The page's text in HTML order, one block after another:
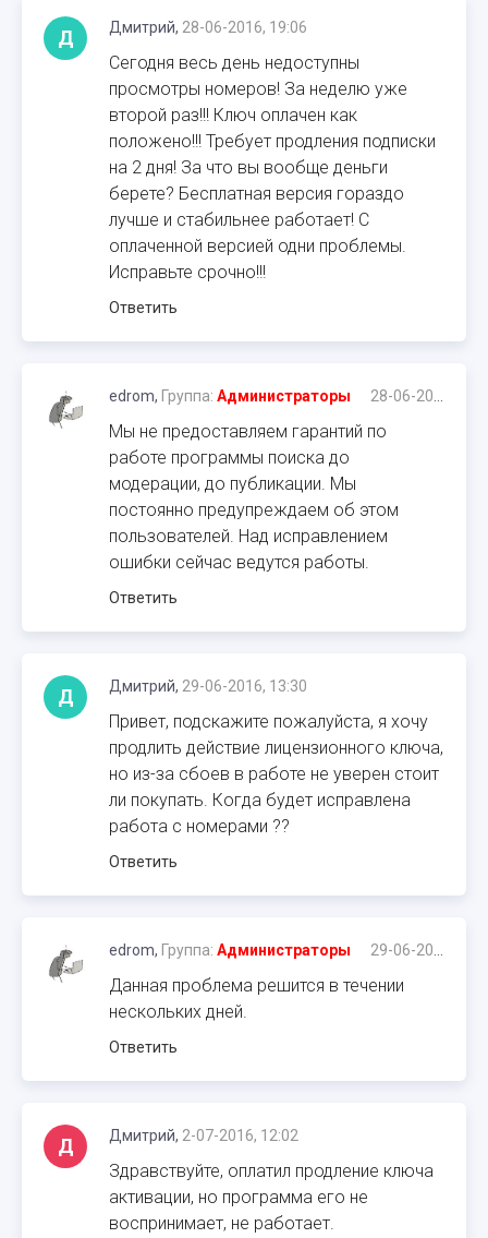
Д Дмитрий, 28-06-2016, 19:06
Сегодня весь день недоступны
просмотры номеров! За неделю уже
второй раз!!! Ключ оплачен как
положено!!! Требует продления подписки
на 2 дня! За что вы вообще деньги
берете? Бесплатная версия гораздо
лучше и стабильнее работает! С
оплаченной версией одни проблемы.
Исправьте срочно!!!
Ответить
edrom, Группа: Администраторы 28-06-2016, 20:06
Мы не предоставляем гарантий по
работе программы поиска до
модерации, до публикации. Мы
постоянно предупреждаем об этом
пользователей. Над исправлением
ошибки сейчас ведутся работы.
Ответить
Д Дмитрий, 29-06-2016, 13:30
Привет, подскажите пожалуйста, я хочу
продлить действие лицензионного ключа,
но из-за сбоев в работе не уверен стоит
ли покупать. Когда будет исправлена
работа с номерами ??
Ответить
edrom, Группа: Администраторы 29-06-2016, 14:57
Данная проблема решится в течении
нескольких дней.
Ответить
Д Дмитрий, 2-07-2016, 12:02
Здравствуйте, оплатил продление ключа
активации, но программа его не
воспринимает, не работает.